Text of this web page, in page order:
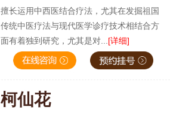
擅长运用中西医结合疗法，尤其在发掘祖国
传统中医疗法与现代医学诊疗技术相结合方
面有着独到研究，尤其是对... [详细]
柯仙花